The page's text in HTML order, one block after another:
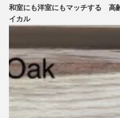
リク
和室にも洋室にもマッチする 高
イカル